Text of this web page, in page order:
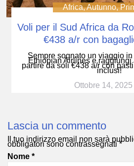
Africa,Autunno,
Voli per il Sud Africa da
€438 a/r con
Sempre sognato un viaggio
Ethiopian Airlines e raggiungi
partire da soli €438 a/r con
inclusi!
Ottobre 14, 2025
Lascia un commento
Il tuo indirizzo email non sarà
obbligatori sono contrassegnati*
Nome *